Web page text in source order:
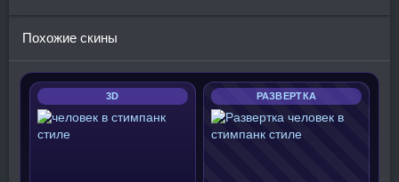
Похожие скины
3D РАЗВЕРТКА